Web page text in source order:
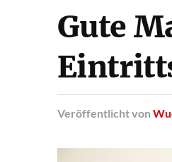
Gute
Veröffentlichtvon